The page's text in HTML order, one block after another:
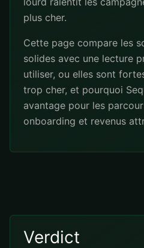
plus cher.
Cette page compare les
solides avec une lecture
utiliser, ou elles sont
trop cher, et pourquoi
avantage pour les
onboarding et revenus
Verdict